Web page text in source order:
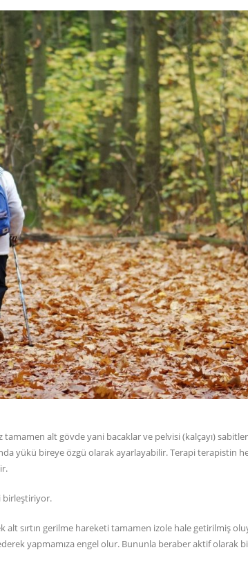
alt gövde yani bacaklar ve pelvisi (kalçayı)
yükü bireye özgü olarak ayarlayabilir. Terapi terapistin
birleştiriyor.
alt sırtın gerilme hareketi tamamen izole hale getirilmiş
yapmamıza engel olur. Bununla beraber aktif olarak